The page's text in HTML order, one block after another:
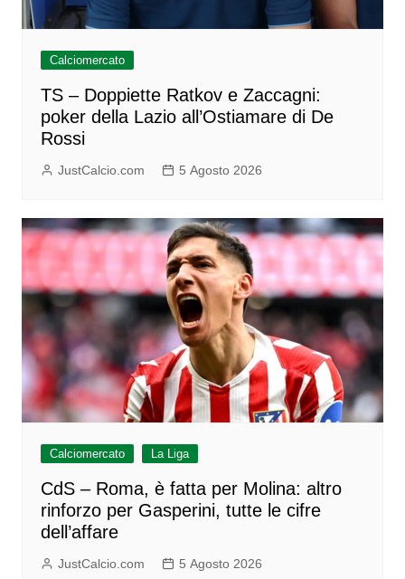
Calciomercato
TS – Doppiette Ratkov e Zaccagni:
poker della Lazio all’Ostiamare di De
Rossi
JustCalcio.com 5 Agosto 2026
Calciomercato La Liga
CdS – Roma, è fatta per Molina: altro
rinforzo per Gasperini, tutte le cifre
dell’affare
JustCalcio.com 5 Agosto 2026